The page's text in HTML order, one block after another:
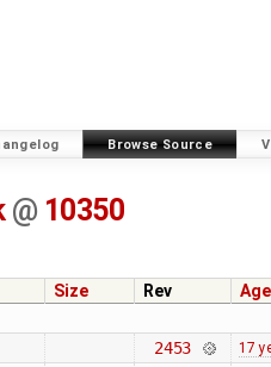
Browse Source
@ 10350
Size Rev
Age
2453 17